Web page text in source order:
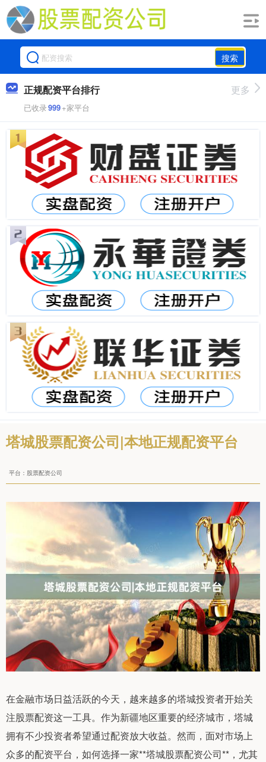
搜索
正规配资平台排行
已收录999+家平台
更多
塔城股票配资公司|本地正规配资平台
平台：股票配资公司
在金融市场日益活跃的今天，越来越多的塔城投资者开始关
注股票配资这一工具。作为新疆地区重要的经济城市，塔城
拥有不少投资者希望通过配资放大收益。然而，面对市场上
众多的配资平台，如何选择一家**塔城股票配资公司**，尤其